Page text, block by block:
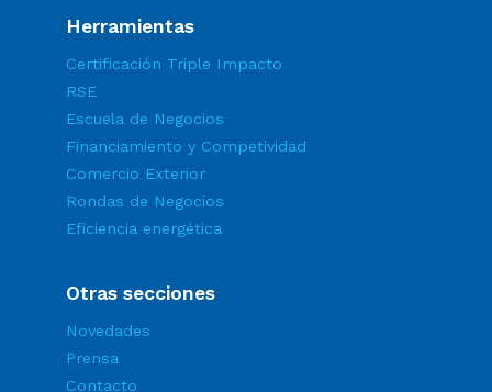
Herramientas
Certificación Triple Impacto
RSE
Escuela de Negocios
Financiamiento y Competividad
Comercio Exterior
Rondas de Negocios
Eficiencia energética
Otras secciones
Novedades
Prensa
Contacto